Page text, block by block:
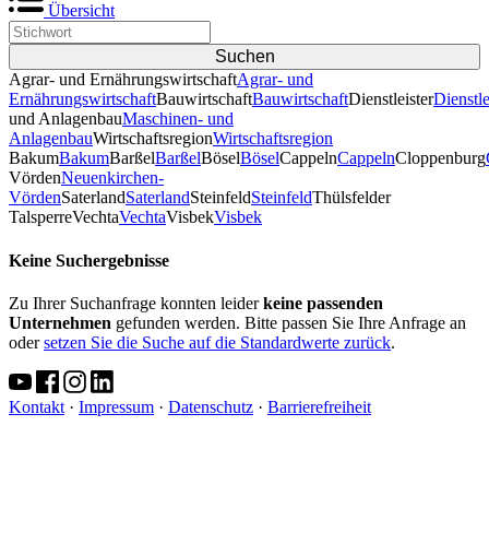
Übersicht
Agrar- und ErnährungswirtschaftAgrar- und
ErnährungswirtschaftBauwirtschaftBauwirtschaftDienstleister
und AnlagenbauMaschinen- und
AnlagenbauWirtschaftsregionWirtschaftsregion
BakumBakumBarßelBarßelBöselBöselCappelnCappelnCloppenburg
VördenNeuenkirchen-
VördenSaterlandSaterlandSteinfeldSteinfeldThülsfelder
TalsperreVechtaVechtaVisbekVisbek
Keine Suchergebnisse
Zu Ihrer Suchanfrage konnten leiderkeine passenden
Unternehmen gefunden werden. Bitte passen Sie Ihre Anfrage an
odersetzen Sie die Suche auf die Standardwerte zurück.
Kontakt · Impressum · Datenschutz · Barrierefreiheit